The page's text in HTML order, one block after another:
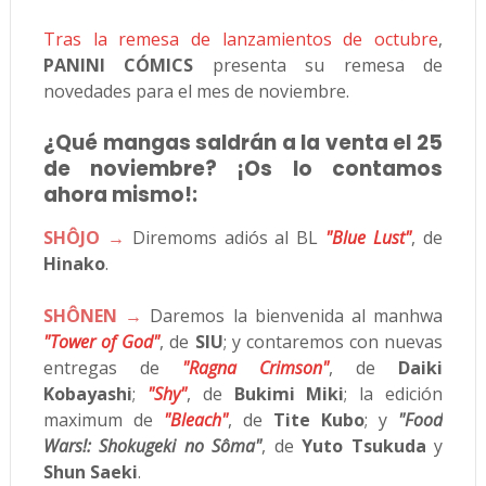
Tras la remesa de lanzamientos de octubre,
PANINI CÓMICS presenta su remesa de
novedades para el mes de noviembre.
¿Qué mangas saldrán a la venta el 25
de noviembre? ¡Os lo contamos
ahora mismo!:
SHÔJO → Diremoms adiós al BL "Blue Lust", de
Hinako.
SHÔNEN → Daremos la bienvenida al manhwa
"Tower of God", de SIU; y contaremos con nuevas
entregas de "Ragna Crimson", de Daiki
Kobayashi; "Shy", de Bukimi Miki; la edición
maximum de "Bleach", de Tite Kubo; y "Food
Wars!: Shokugeki no Sôma", deYuto Tsukuda y
Shun Saeki.